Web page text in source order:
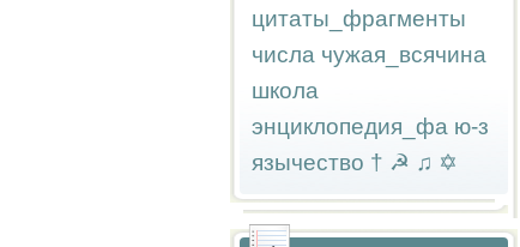
цитаты_фрагменты
числа чужая_всячина
школа
энциклопедия_фа ю-з
язычество † ☭ ♫ ✡